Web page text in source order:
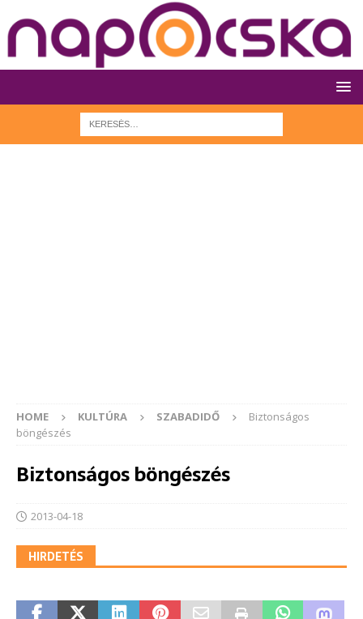
HOME KULTÚRA SZABADIDŐ
Biztonságos
böngészés
Biztonságos böngészés
2013-04-18
HIRDETÉS